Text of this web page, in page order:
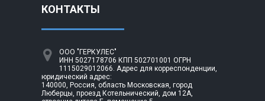
КОНТАКТЫ
ООО "ГЕРКУЛЕС"
ИНН 5027178706 КПП 502701001 ОГРН
1115029012066. Адрес для корреспонденции,
юридический адрес:
140000, Россия, область Московская, город
Люберцы, проезд Котельнический, дом 12А,